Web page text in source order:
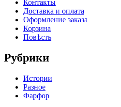
Контакты
Доставка и оплата
Оформление заказа
Корзина
Повѣсть
Рубрики
Истории
Разное
Фарфор